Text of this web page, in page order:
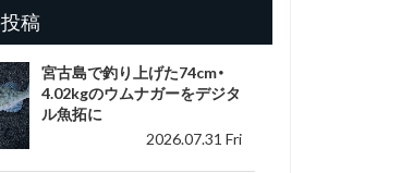
稿
宮古島で釣り上げた74cm・
4.02kgのウムナガーをデジタ
ル魚拓に
2026.07.31 Fri